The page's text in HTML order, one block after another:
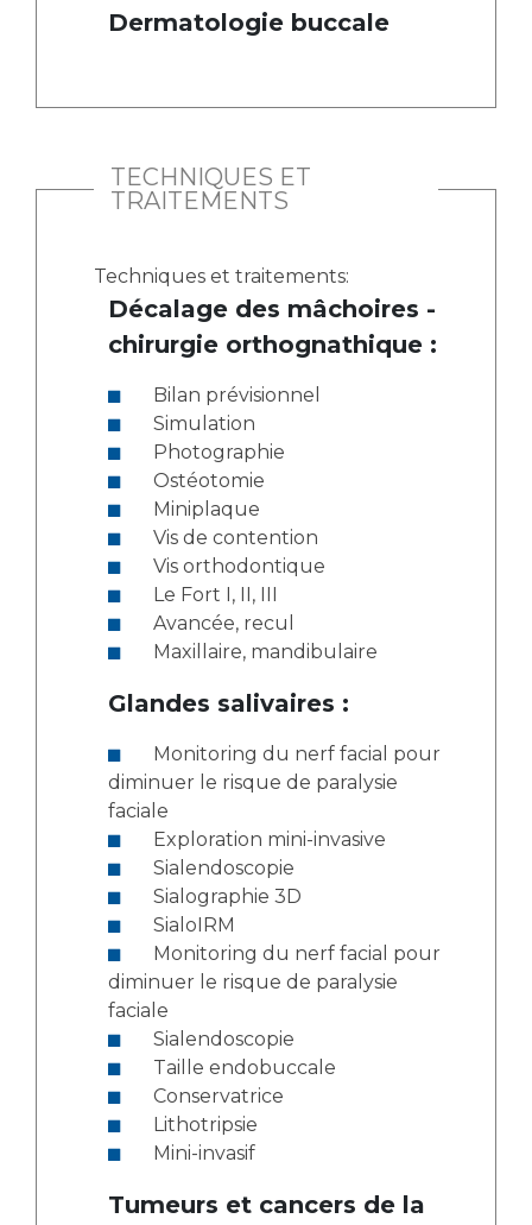
Dermatologie buccale
TECHNIQUES ET
TRAITEMENTS
Techniques et traitements:
Décalage des mâchoires -
chirurgie orthognathique :
Bilan prévisionnel
Simulation
Photographie
Ostéotomie
Miniplaque
Vis de contention
Vis orthodontique
Le Fort I, II, III
Avancée, recul
Maxillaire, mandibulaire
Glandes salivaires :
diminuer le risque de paralysie
faciale
Exploration mini-invasive
Sialendoscopie
Sialographie 3D
SialoIRM
diminuer le risque de paralysie
faciale
Sialendoscopie
Taille endobuccale
Conservatrice
Lithotripsie
Mini-invasif
Tumeurs et cancers de la